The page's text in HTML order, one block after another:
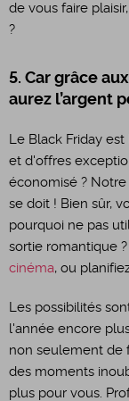
de vous faire
?
5. Car grâce
aurez l’argent
Le Black Friday
et d'offres
économisé ?
se doit ! Bien sûr,
pourquoi ne pas
sortie romantique
cinéma, ou
Les possibilités
l'année encore
non seulement de
des moments
plus pour vous.